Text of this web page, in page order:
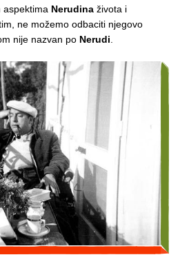
aspektima Nerudina života i
ne možemo odbaciti njegovo
nije nazvan po Nerudi